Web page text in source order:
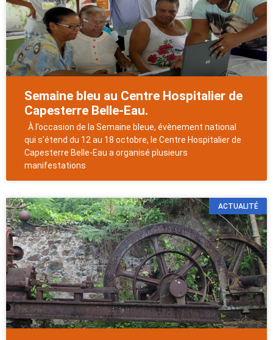
Semaine bleu au Centre Hospitalier de
Capesterre Belle-Eau.
À l’occasion de la Semaine bleue, évènement national
qui s’étend du 12 au 18 octobre, le Centre Hospitalier de
Capesterre Belle-Eau a organisé plusieurs
manifestations
ACTUALITÉ